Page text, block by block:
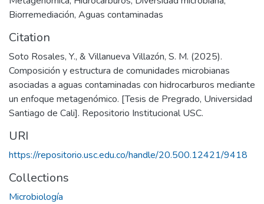
Biorremediación, Aguas contaminadas
Citation
Soto Rosales, Y., & Villanueva Villazón, S. M. (2025).
Composición y estructura de comunidades microbianas
asociadas a aguas contaminadas con hidrocarburos mediante
un enfoque metagenómico. [Tesis de Pregrado, Universidad
Santiago de Cali]. Repositorio Institucional USC.
URI
https://repositorio.usc.edu.co/handle/20.500.12421/9418
Collections
Microbiología